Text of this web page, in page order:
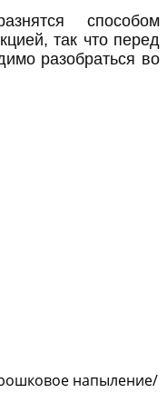
способом
так что перед
разобраться во
напыление/